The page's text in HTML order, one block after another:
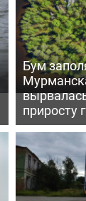
Бум
приросту